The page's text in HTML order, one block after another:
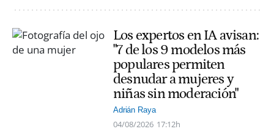
Los expertos en IA avisan:
"7 de los 9 modelos más
populares permiten
desnudar a mujeres y
niñas sin moderación"
Adrián Raya
04/08/2026 17:12h